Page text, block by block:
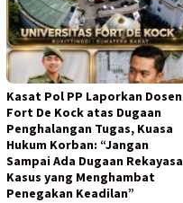
Kasat Pol PP Laporkan Dosen
Fort De Kock atas Dugaan
Penghalangan Tugas, Kuasa
Hukum Korban: “Jangan
Sampai Ada Dugaan Rekayasa
Kasus yang Menghambat
Penegakan Keadilan”